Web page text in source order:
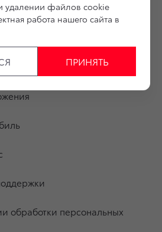
обработки персональных
удалении файлов cookie
работа нашего сайта в
ПРИНЯТЬ